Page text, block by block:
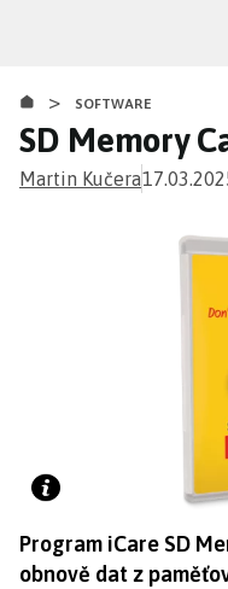
obsahu
> SOFTWARE
SD Memory
Martin Kučera
Program iCare SD
obnově dat z